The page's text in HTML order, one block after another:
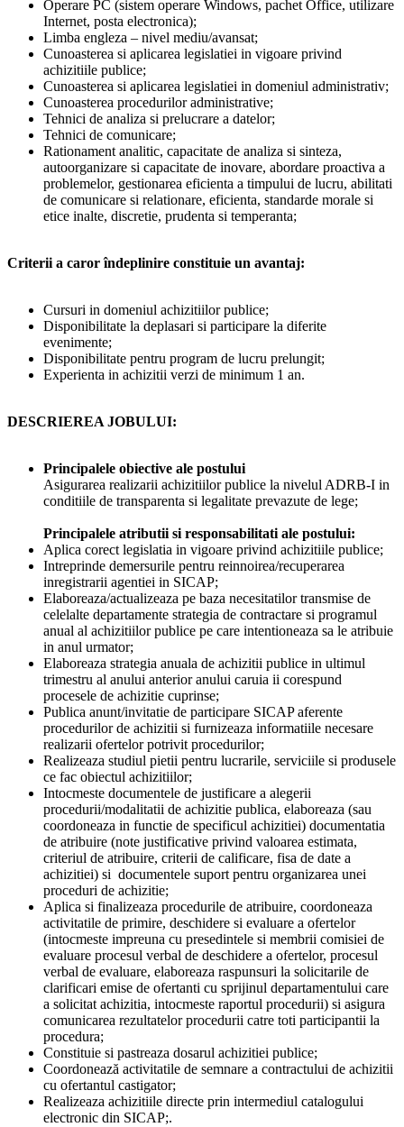
Operare PC (sistem operare Windows, pachet Office, utilizare
Internet, posta electronica);
Limba engleza – nivel mediu/avansat;
Cunoasterea si aplicarea legislatiei in vigoare privind
achizitiile publice;
Cunoasterea si aplicarea legislatiei in domeniul administrativ;
Cunoasterea procedurilor administrative;
Tehnici de analiza si prelucrare a datelor;
Tehnici de comunicare;
Rationament analitic, capacitate de analiza si sinteza,
autoorganizare si capacitate de inovare, abordare proactiva a
problemelor, gestionarea eficienta a timpului de lucru, abilitati
de comunicare si relationare, eficienta, standarde morale si
etice inalte, discretie, prudenta si temperanta;
Criterii a caror îndeplinire constituie un avantaj:
Cursuri in domeniul achizitiilor publice;
Disponibilitate la deplasari si participare la diferite
evenimente;
Disponibilitate pentru program de lucru prelungit;
Experienta in achizitii verzi de minimum 1 an.
DESCRIEREA JOBULUI:
Principalele obiective ale postului
Asigurarea realizarii achizitiilor publice la nivelul ADRB-I in
conditiile de transparenta si legalitate prevazute de lege;
Principalele atributii si responsabilitati ale postului:
Aplica corect legislatia in vigoare privind achizitiile publice;
Intreprinde demersurile pentru reinnoirea/recuperarea
inregistrarii agentiei in SICAP;
Elaboreaza/actualizeaza pe baza necesitatilor transmise de
celelalte departamente strategia de contractare si programul
anual al achizitiilor publice pe care intentioneaza sa le atribuie
in anul urmator;
Elaboreaza strategia anuala de achizitii publice in ultimul
trimestru al anului anterior anului caruia ii corespund
procesele de achizitie cuprinse;
Publica anunt/invitatie de participare SICAP aferente
procedurilor de achizitii si furnizeaza informatiile necesare
realizarii ofertelor potrivit procedurilor;
Realizeaza studiul pietii pentru lucrarile, serviciile si produsele
ce fac obiectul achizitiilor;
Intocmeste documentele de justificare a alegerii
procedurii/modalitatii de achizitie publica, elaboreaza (sau
coordoneaza in functie de specificul achizitiei) documentatia
de atribuire (note justificative privind valoarea estimata,
criteriul de atribuire, criterii de calificare, fisa de date a
achizitiei) si documentele suport pentru organizarea unei
proceduri de achizitie;
Aplica si finalizeaza procedurile de atribuire, coordoneaza
activitatile de primire, deschidere si evaluare a ofertelor
(intocmeste impreuna cu presedintele si membrii comisiei de
evaluare procesul verbal de deschidere a ofertelor, procesul
verbal de evaluare, elaboreaza raspunsuri la solicitarile de
clarificari emise de ofertanti cu sprijinul departamentului care
a solicitat achizitia, intocmeste raportul procedurii) si asigura
comunicarea rezultatelor procedurii catre toti participantii la
procedura;
Constituie si pastreaza dosarul achizitiei publice;
Coordonează activitatile de semnare a contractului de achizitii
cu ofertantul castigator;
Realizeaza achizitiile directe prin intermediul catalogului
electronic din SICAP;.